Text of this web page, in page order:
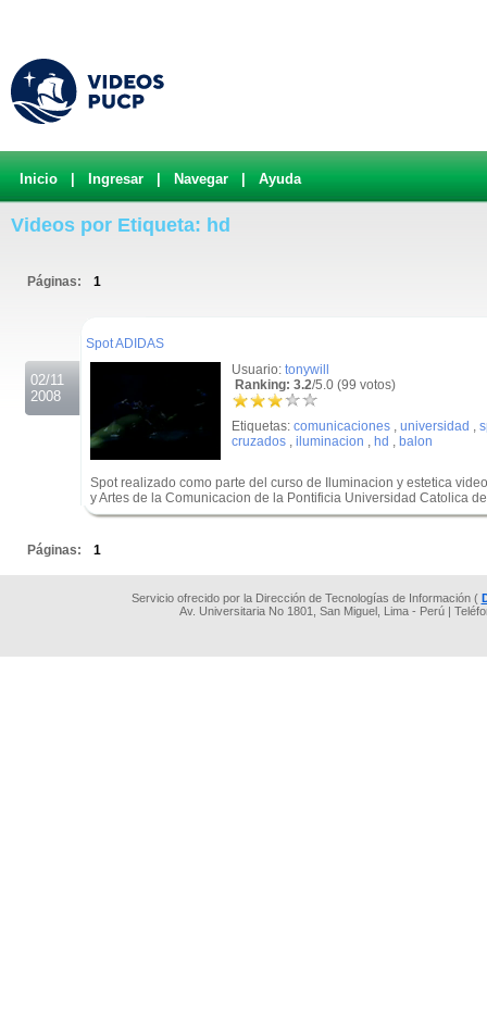
Inicio Ingresar Navegar Ayuda
Videos por Etiqueta: hd
Páginas: 1
02/11
2008
Spot ADIDAS
Usuario: tonywill
Ranking: 3.2/5.0 (99 votos)
Etiquetas: comunicaciones , universidad ,
cruzados , iluminacion , hd , balon
Spot realizado como parte del curso de Iluminacion y estetica
y Artes de la Comunicacion de la Pontificia Universidad Catolica
Páginas: 1
Servicio ofrecido por la Dirección de Tecnologías de Información (
Av. Universitaria No 1801, San Miguel, Lima - Perú |